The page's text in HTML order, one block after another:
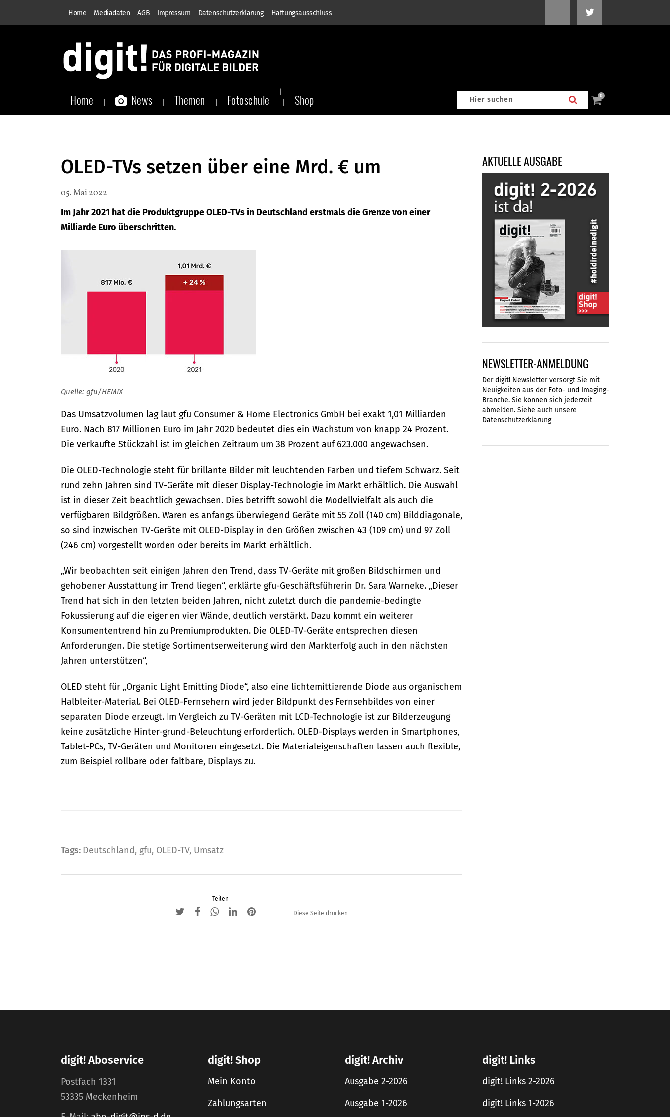
Home Mediadaten AGB Impressum Datenschutzerklärung Haftungsausschluss
Home News Themen Fotoschule Shop 0
OLED-TVs setzen über eine Mrd. € um
05. Mai 2022
Im Jahr 2021 hat die Produktgruppe OLED-TVs in Deutschland erstmals die Grenze von einer
Milliarde Euro überschritten.
Quelle: gfu/HEMIX
Das Umsatzvolumen lag laut gfu Consumer & Home Electronics GmbH bei exakt 1,01 Milliarden
Euro. Nach 817 Millionen Euro im Jahr 2020 bedeutet dies ein Wachstum von knapp 24 Prozent.
Die verkaufte Stückzahl ist im gleichen Zeitraum um 38 Prozent auf 623.000 angewachsen.
Die OLED-Technologie steht für brillante Bilder mit leuchtenden Farben und tiefem Schwarz. Seit
rund zehn Jahren sind TV-Geräte mit dieser Display-Technologie im Markt erhältlich. Die Auswahl
ist in dieser Zeit beachtlich gewachsen. Dies betrifft sowohl die Modellvielfalt als auch die
verfügbaren Bildgrößen. Waren es anfangs überwiegend Geräte mit 55 Zoll (140 cm) Bilddiagonale,
so sind inzwischen TV-Geräte mit OLED-Display in den Größen zwischen 43 (109 cm) und 97 Zoll
(246 cm) vorgestellt worden oder bereits im Markt erhältlich.
„Wir beobachten seit einigen Jahren den Trend, dass TV-Geräte mit großen Bildschirmen und
gehobener Ausstattung im Trend liegen“, erklärte gfu-Geschäftsführerin Dr. Sara Warneke. „Dieser
Trend hat sich in den letzten beiden Jahren, nicht zuletzt durch die pandemie-bedingte
Fokussierung auf die eigenen vier Wände, deutlich verstärkt. Dazu kommt ein weiterer
Konsumententrend hin zu Premiumprodukten. Die OLED-TV-Geräte entsprechen diesen
Anforderungen. Die stetige Sortimentserweiterung wird den Markterfolg auch in den nächsten
Jahren unterstützen“,
OLED steht für „Organic Light Emitting Diode“, also eine lichtemittierende Diode aus organischem
Halbleiter-Material. Bei OLED-Fernsehern wird jeder Bildpunkt des Fernsehbildes von einer
separaten Diode erzeugt. Im Vergleich zu TV-Geräten mit LCD-Technologie ist zur Bilderzeugung
keine zusätzliche Hinter-grund-Beleuchtung erforderlich. OLED-Displays werden in Smartphones,
Tablet-PCs, TV-Geräten und Monitoren eingesetzt. Die Materialeigenschaften lassen auch flexible,
zum Beispiel rollbare oder faltbare, Displays zu.
Tags: Deutschland, gfu, OLED-TV, Umsatz
Teilen
Diese Seite drucken
AKTUELLE AUSGABE
NEWSLETTER-ANMELDUNG
Der digit! Newsletter versorgt Sie mit
Neuigkeiten aus der Foto- und Imaging-
Branche. Sie können sich jederzeit
abmelden. Siehe auch unsere
Datenschutzerklärung
digit! Aboservice
Postfach 1331
53335 Meckenheim
digit! Shop
Mein Konto
Zahlungsarten
digit! Archiv
Ausgabe 2-2026
Ausgabe 1-2026
digit! Links
digit! Links 2-2026
digit! Links 1-2026